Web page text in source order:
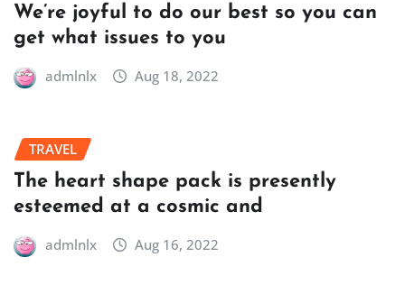
We’re joyful to do our best so you can
get what issues to you
admlnlx Aug 18, 2022
TRAVEL
The heart shape pack is presently
esteemed at a cosmic and
admlnlx Aug 16, 2022